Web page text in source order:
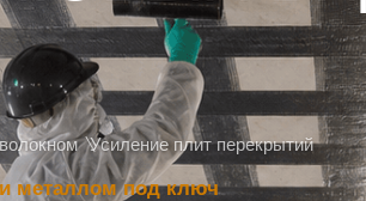
Усиление плит перекрытий
металлом под ключ